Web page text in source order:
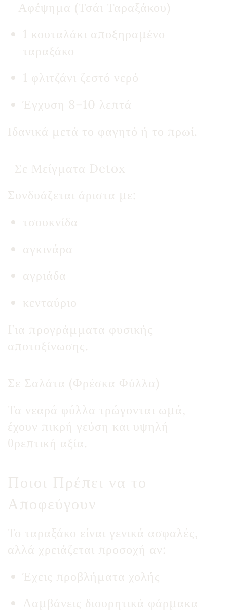
Αφέψημα (Τσάι Ταραξάκου)
1 κουταλάκι αποξηραμένο
ταραξάκο
1 φλιτζάνι ζεστό νερό
Έγχυση 8–10 λεπτά
Ιδανικά μετά το φαγητό ή το πρωί.
Σε Μείγματα Detox
Συνδυάζεται άριστα με:
τσουκνίδα
αγκινάρα
αγριάδα
κενταύριο
Για προγράμματα φυσικής
αποτοξίνωσης.
Σε Σαλάτα (Φρέσκα Φύλλα)
Τα νεαρά φύλλα τρώγονται ωμά,
έχουν πικρή γεύση και υψηλή
θρεπτική αξία.
Ποιοι Πρέπει να το
Αποφεύγουν
Το ταραξάκο είναι γενικά ασφαλές,
αλλά χρειάζεται προσοχή αν:
Έχεις προβλήματα χολής
Λαμβάνεις διουρητικά φάρμακα